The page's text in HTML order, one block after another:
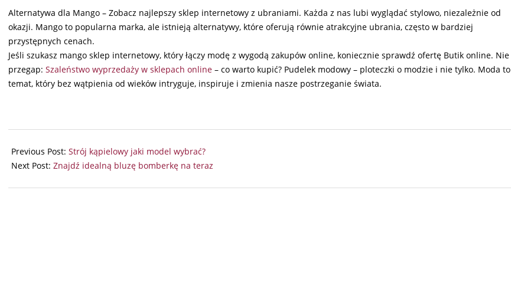
Alternatywa dla Mango – Zobacz najlepszy sklep internetowy z ubraniami. Każda z nas lubi wyglądać stylowo, niezależnie od
okazji. Mango to popularna marka, ale istnieją alternatywy, które oferują równie atrakcyjne ubrania, często w bardziej
przystępnych cenach.
Jeśli szukasz mango sklep internetowy, który łączy modę z wygodą zakupów online, koniecznie sprawdź ofertę Butik online. Nie
przegap: Szaleństwo wyprzedaży w sklepach online – co warto kupić? Pudelek modowy – ploteczki o modzie i nie tylko. Moda to
temat, który bez wątpienia od wieków intryguje, inspiruje i zmienia nasze postrzeganie świata.
06-
20
Previous Post: Strój kąpielowy jaki model wybrać?
Next Post: Znajdź idealną bluzę bomberkę na teraz